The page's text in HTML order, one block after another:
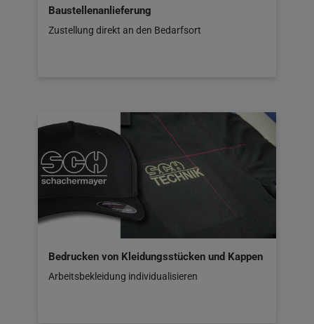
Baustellenanlieferung
Zustellung direkt an den Bedarfsort
Bedrucken von Kleidungsstücken und Kappen
Arbeitsbekleidung individualisieren